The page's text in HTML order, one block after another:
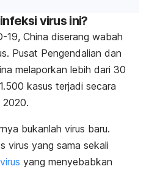
virus ini?
19, China diserang wabah
Pusat Pengendalian dan
melaporkan lebih dari 30
kasus terjadi secara
2020.
bukanlah virus baru.
virus yang sama sekali
yang menyebabkan